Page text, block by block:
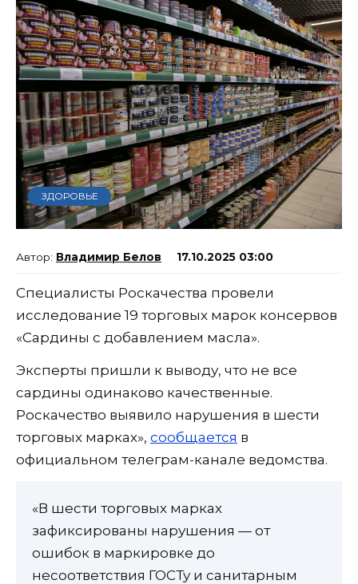
ЗДОРОВЬЕ
Владимир Белов 17.10.2025 03:00
Специалисты Роскачества провели
исследование 19 торговых марок консервов
«Сардины с добавлением масла».
Эксперты пришли к выводу, что не все
сардины одинаково качественные.
Роскачество выявило нарушения в шести
торговых марках», сообщается в
официальном телеграм-канале ведомства.
«В шести торговых марках
зафиксированы нарушения — от
ошибок в маркировке до
несоответствия ГОСТу и санитарным